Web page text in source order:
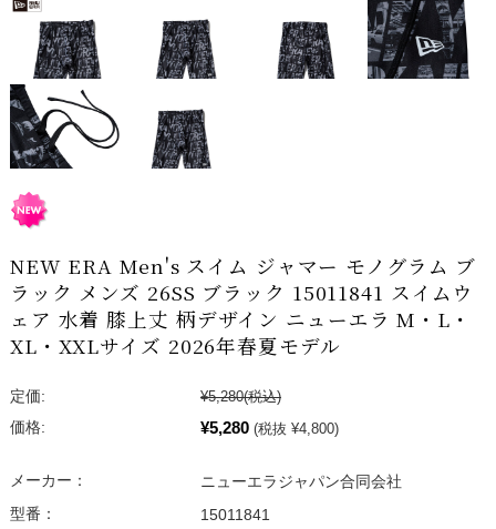
NEW ERA Men's スイム ジャマー モノグラム ブ
ラック メンズ 26SS ブラック 15011841 スイムウ
ェア 水着 膝上丈 柄デザイン ニューエラ M・L・
XL・XXLサイズ 2026年春夏モデル
定価: ¥5,280(税込)
価格:
¥5,280 (税抜 ¥4,800)
メーカー：
ニューエラジャパン合同会社
型番：
15011841